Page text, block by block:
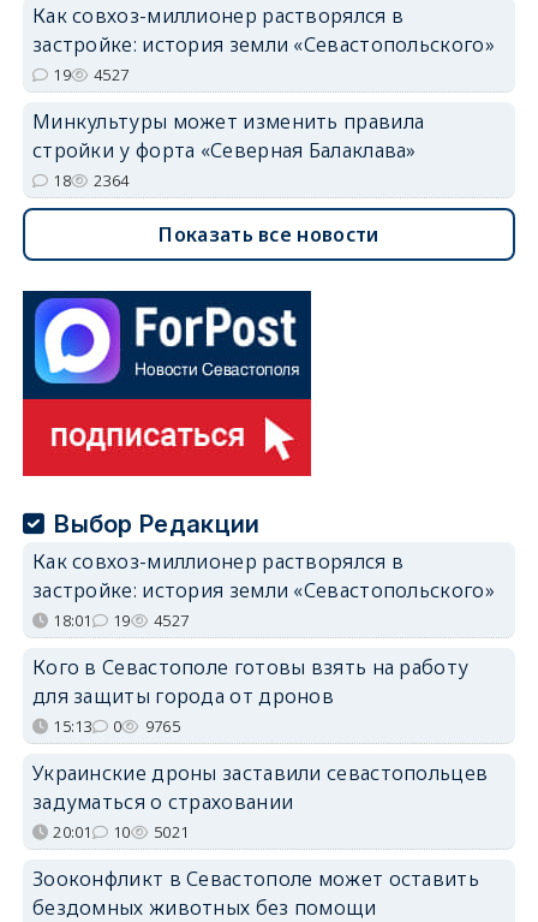
Как совхоз-миллионер растворялся в
застройке: история земли «Севастопольского»
19 4527
Минкультуры может изменить правила
стройки у форта «Северная Балаклава»
18 2364
Показать все новости
Выбор Редакции
Как совхоз-миллионер растворялся в
застройке: история земли «Севастопольского»
18:01 19 4527
Кого в Севастополе готовы взять на работу
для защиты города от дронов
15:13 0 9765
Украинские дроны заставили севастопольцев
задуматься о страховании
20:01 10 5021
Зооконфликт в Севастополе может оставить
бездомных животных без помощи